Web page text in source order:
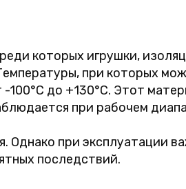
которых игрушки,
при которых
до +130°C. Этот
при рабочем
Однако при эксплуатации
последствий.